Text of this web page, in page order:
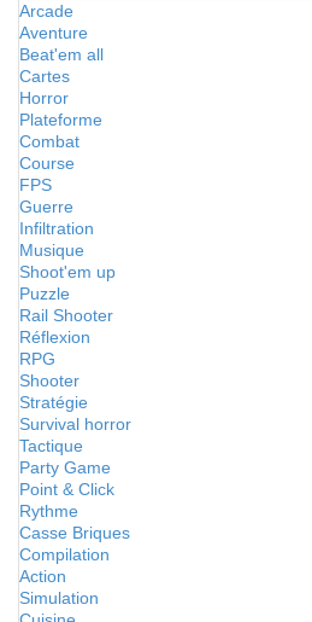
Arcade
Aventure
Beat'em all
Cartes
Horror
Plateforme
Combat
Course
FPS
Guerre
Infiltration
Musique
Shoot'em up
Puzzle
Rail Shooter
Réflexion
RPG
Shooter
Stratégie
Survival horror
Tactique
Party Game
Point & Click
Rythme
Casse Briques
Compilation
Action
Simulation